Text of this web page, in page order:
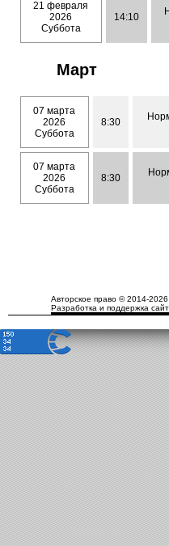
21 февраля
2026
Суббота
14:10
Март
07 марта
2026
Суббота
8:30
07 марта
2026
Суббота
8:30
Авторское право © 2014-
Разработка и поддержка